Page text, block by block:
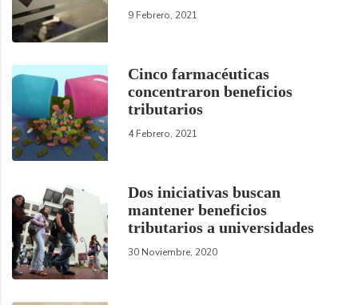
9 Febrero, 2021
Cinco farmacéuticas
concentraron beneficios
tributarios
4 Febrero, 2021
Dos iniciativas buscan
mantener beneficios
tributarios a universidades
30 Noviembre, 2020